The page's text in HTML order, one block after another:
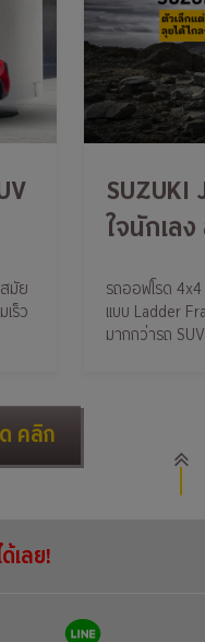
มัย
ร็ว
SUZUKI
ใจนักเล
รถออฟโรด
แบบ Ladder
มากกว่ารถ
คลิก
เลย!